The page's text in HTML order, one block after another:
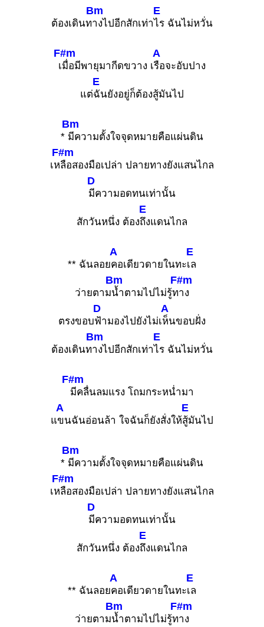
ต้องเดินท
Bm
างไปอีกสักเท่า
E
ไร ฉันไม่หวั่น
เ
F#m
มื่อมีพายุมากีดขวาง เ
A
รือจะอับปาง
แต่
E
ฉันยังอยู่ก็ต้องสู้มันไป
*
Bm
มีความตั้งใจจุดหมายคือแผ่นดิน
เห
F#m
ลือสองมือเปล่า ปลายทางยังแสนไกล
D
มีความอดทนเท่านั้น
สักวันหนึ่ง ต้อง
E
ถึงแดนไกล
** ฉันลอย
A
คอเดียวดายในทะ
E
เล
ว่ายตาม
Bm
น้ำตามไปไม่รู้ท
F#m
าง
ตรงขอบ
D
ฟ้ามองไปยังไม่เ
A
ห็นขอบฝั่ง
ต้องเดินท
Bm
างไปอีกสักเท่า
E
ไร ฉันไม่หวั่น
F#m
มีคลื่นลมแรง โถมกระหน่ำมา
แ
A
ขนฉันอ่อนล้า ใจฉันก็ยังสั่งให้
E
สู้มันไป
*
Bm
มีความตั้งใจจุดหมายคือแผ่นดิน
เห
F#m
ลือสองมือเปล่า ปลายทางยังแสนไกล
D
มีความอดทนเท่านั้น
สักวันหนึ่ง ต้อง
E
ถึงแดนไกล
** ฉันลอย
A
คอเดียวดายในทะ
E
เล
ว่ายตาม
Bm
น้ำตามไปไม่รู้ท
F#m
าง